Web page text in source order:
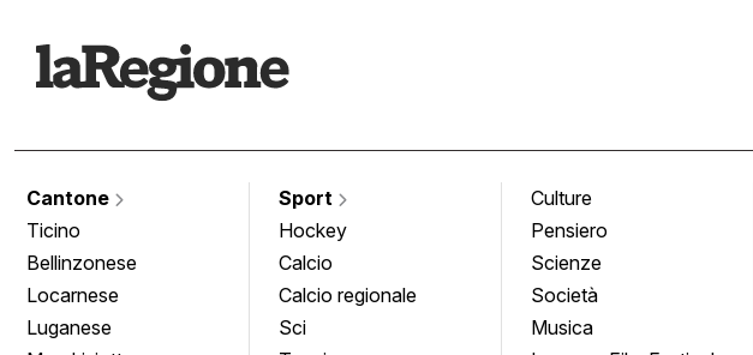
Cantone
Ticino
Bellinzonese
Locarnese
Luganese
Sport
Hockey
Calcio
Calcio regionale
Sci
Culture
Pensiero
Scienze
Società
Musica